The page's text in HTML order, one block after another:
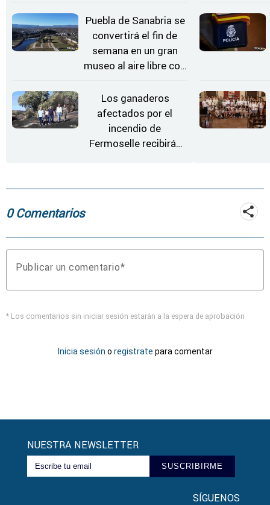
Estrellas
Puebla de Sanabria se
convertirá el fin de
semana en un gran
museo al aire libre con
Los ganaderos
afectados por el
incendio de
Fermoselle recibirán
0 Comentarios
Publicar un comentario
* Los comentarios sin iniciar sesión estarán a la espera de aprobación
Inicia sesión o registrate para comentar
NUESTRA NEWSLETTER
SUSCRIBIRME
SÍGUENOS